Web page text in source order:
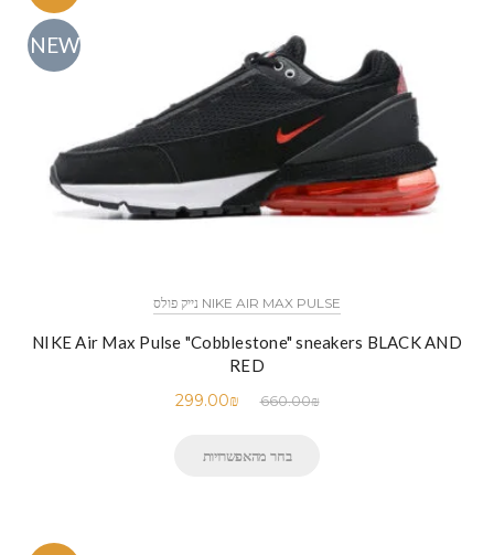
NEW
NIKE AIR MAX PULSE נייק פולס
NIKE Air Max Pulse "Cobblestone" sneakers BLACK AND
RED
660.00₪
299.00₪
בחר מהאפשרויות